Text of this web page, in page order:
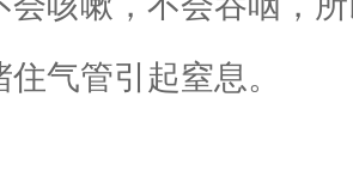
气管引起窒息。